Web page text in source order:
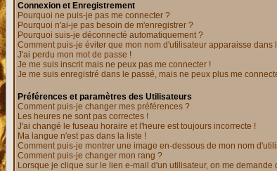
Connexion et Enregistrement
Pourquoi ne puis-je pas me connecter ?
Pourquoi n'ai-je pas besoin de m'enregistrer ?
Pourquoi suis-je déconnecté automatiquement ?
Comment puis-je éviter que mon nom d'utilisateur apparaisse
J'ai perdu mon mot de passe !
Je me suis inscrit mais ne peux pas me connecter !
Je me suis enregistré dans le passé, mais ne peux plus me
Préférences et paramètres des Utilisateurs
Comment puis-je changer mes préférences ?
Les heures ne sont pas correctes !
J'ai changé le fuseau horaire et l'heure est toujours incorrecte !
Ma langue n'est pas dans la liste !
Comment puis-je montrer une image en-dessous de mon nom
Comment puis-je changer mon rang ?
Lorsque je clique sur le lien e-mail d'un utilisateur, on me demande